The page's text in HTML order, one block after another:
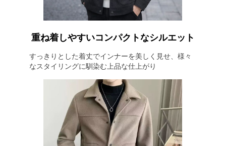
重ね着しやすいコンパクトなシルエット
すっきりとした着丈でインナーを美しく見せ、様々
なスタイリングに馴染む上品な仕上がり